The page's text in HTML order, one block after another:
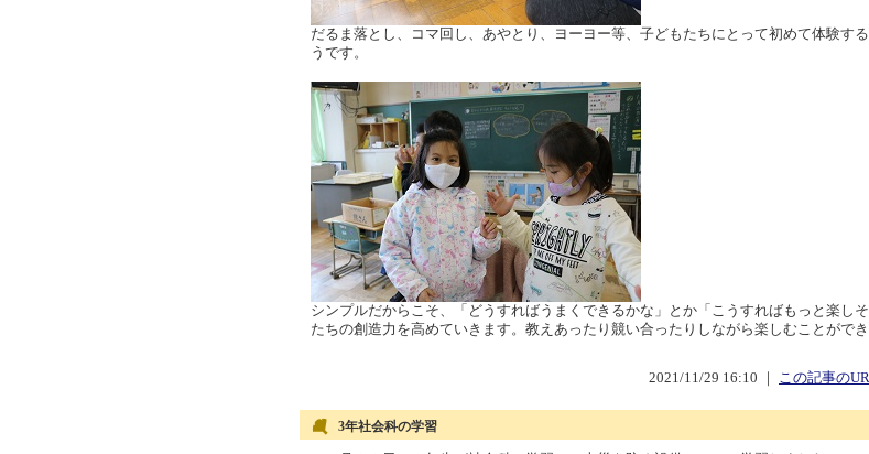
だるま落とし、コマ回し、あやとり、ヨーヨー等、子どもたちにとって初めて体験す
うです。
シンプルだからこそ、「どうすればうまくできるかな」とか「こうすればもっと楽し
たちの創造力を高めていきます。教えあったり競い合ったりしながら楽しむことができ
2021/11/29 16:10 ｜ この記事の
3年社会科の学習